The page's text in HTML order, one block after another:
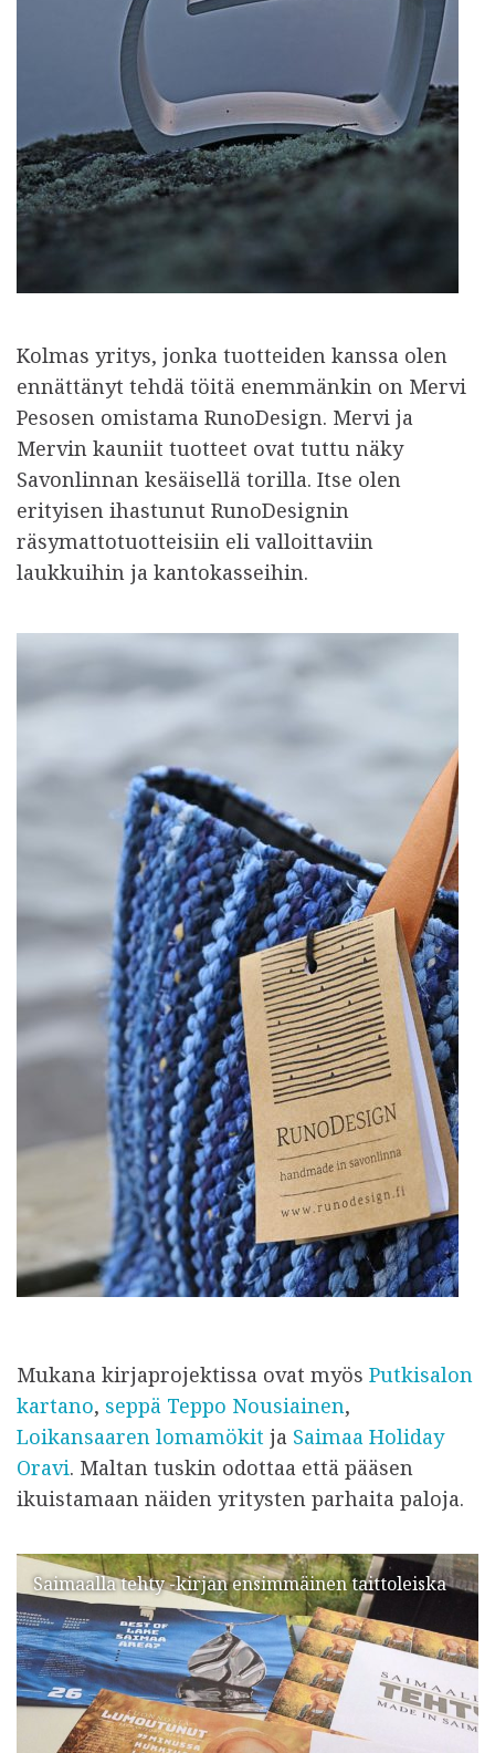
Kolmas yritys, jonka tuotteiden kanssa olen
ennättänyt tehdä töitä enemmänkin on Mervi
Pesosen omistama RunoDesign. Mervi ja
Mervin kauniit tuotteet ovat tuttu näky
Savonlinnan kesäisellä torilla. Itse olen
erityisen ihastunut RunoDesignin
räsymattotuotteisiin eli valloittaviin
laukkuihin ja kantokasseihin.
Mukana kirjaprojektissa ovat myös Putkisalon
kartano, seppä Teppo Nousiainen,
Loikansaaren lomamökit ja Saimaa Holiday
Oravi. Maltan tuskin odottaa että pääsen
ikuistamaan näiden yritysten parhaita paloja.
Saimaalla tehty -kirjan ensimmäinen taittoleiska